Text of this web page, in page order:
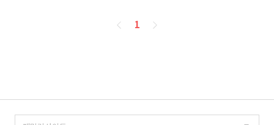
페
1